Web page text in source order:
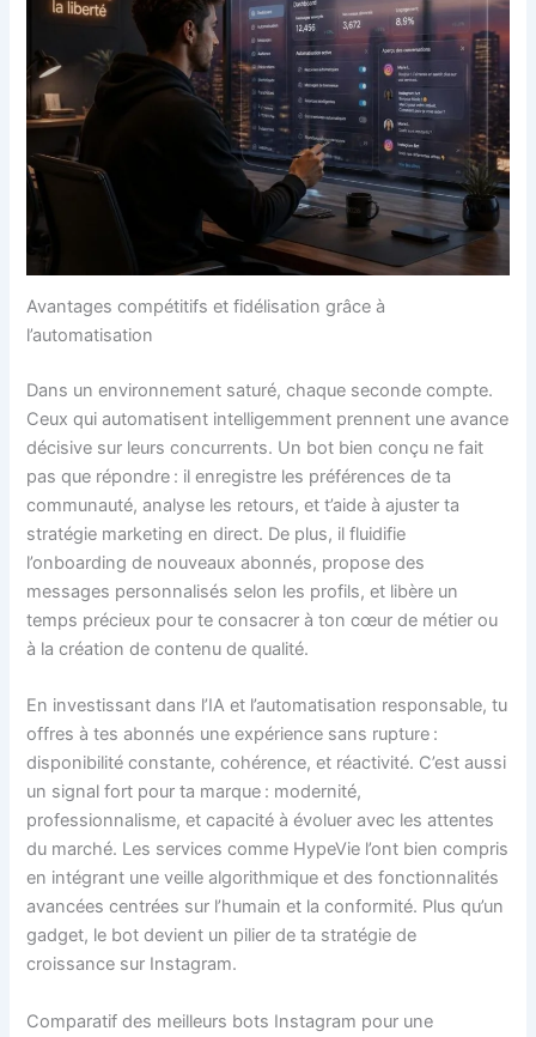
Avantages compétitifs et fidélisation grâce à
l’automatisation
Dans un environnement saturé, chaque seconde compte.
Ceux qui automatisent intelligemment prennent une avance
décisive sur leurs concurrents. Un bot bien conçu ne fait
pas que répondre : il enregistre les préférences de ta
communauté, analyse les retours, et t’aide à ajuster ta
stratégie marketing en direct. De plus, il fluidifie
l’onboarding de nouveaux abonnés, propose des
messages personnalisés selon les profils, et libère un
temps précieux pour te consacrer à ton cœur de métier ou
à la création de contenu de qualité.
En investissant dans l’IA et l’automatisation responsable, tu
offres à tes abonnés une expérience sans rupture :
disponibilité constante, cohérence, et réactivité. C’est aussi
un signal fort pour ta marque : modernité,
professionnalisme, et capacité à évoluer avec les attentes
du marché. Les services comme HypeVie l’ont bien compris
en intégrant une veille algorithmique et des fonctionnalités
avancées centrées sur l’humain et la conformité. Plus qu’un
gadget, le bot devient un pilier de ta stratégie de
croissance sur Instagram.
Comparatif des meilleurs bots Instagram pour une